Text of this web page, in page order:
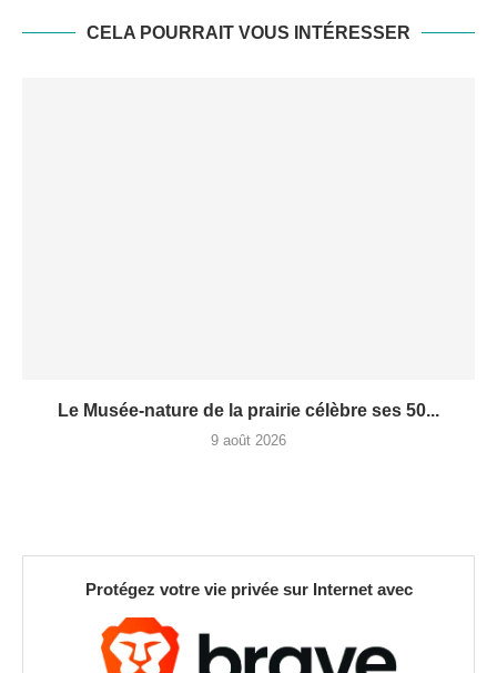
CELA POURRAIT VOUS INTÉRESSER
Le Musée-nature de la prairie célèbre ses 50...
9 août 2026
Protégez votre vie privée sur Internet avec